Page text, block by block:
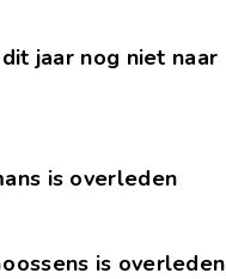
jaar nog niet naar
is overleden
is overleden